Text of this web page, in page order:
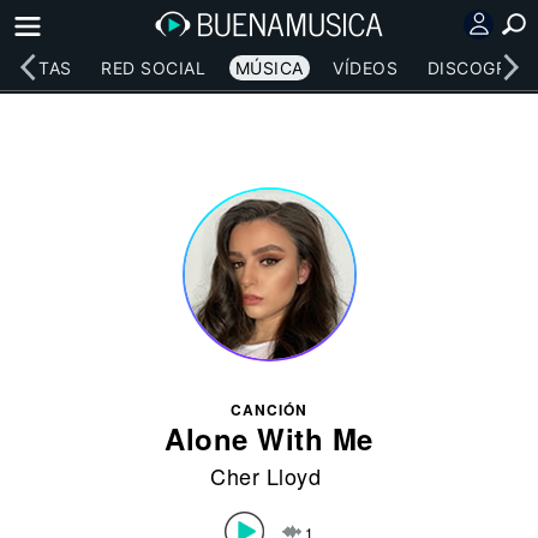
RED SOCIAL MÚSICA VÍDEOS
CANCIÓN
Alone With Me
Cher Lloyd
1